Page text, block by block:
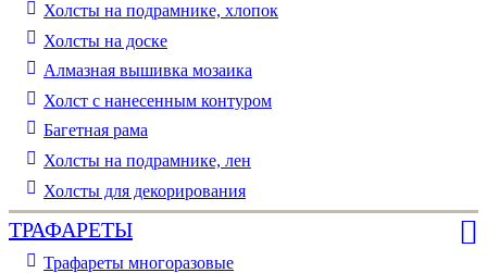
Холсты на подрамнике, хлопок
Холсты на доске
Алмазная вышивка мозаика
Холст с нанесенным контуром
Багетная рама
Холсты на подрамнике, лен
Холсты для декорирования
ТРАФАРЕТЫ
Трафареты многоразовые